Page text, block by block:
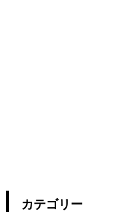
カテゴリー